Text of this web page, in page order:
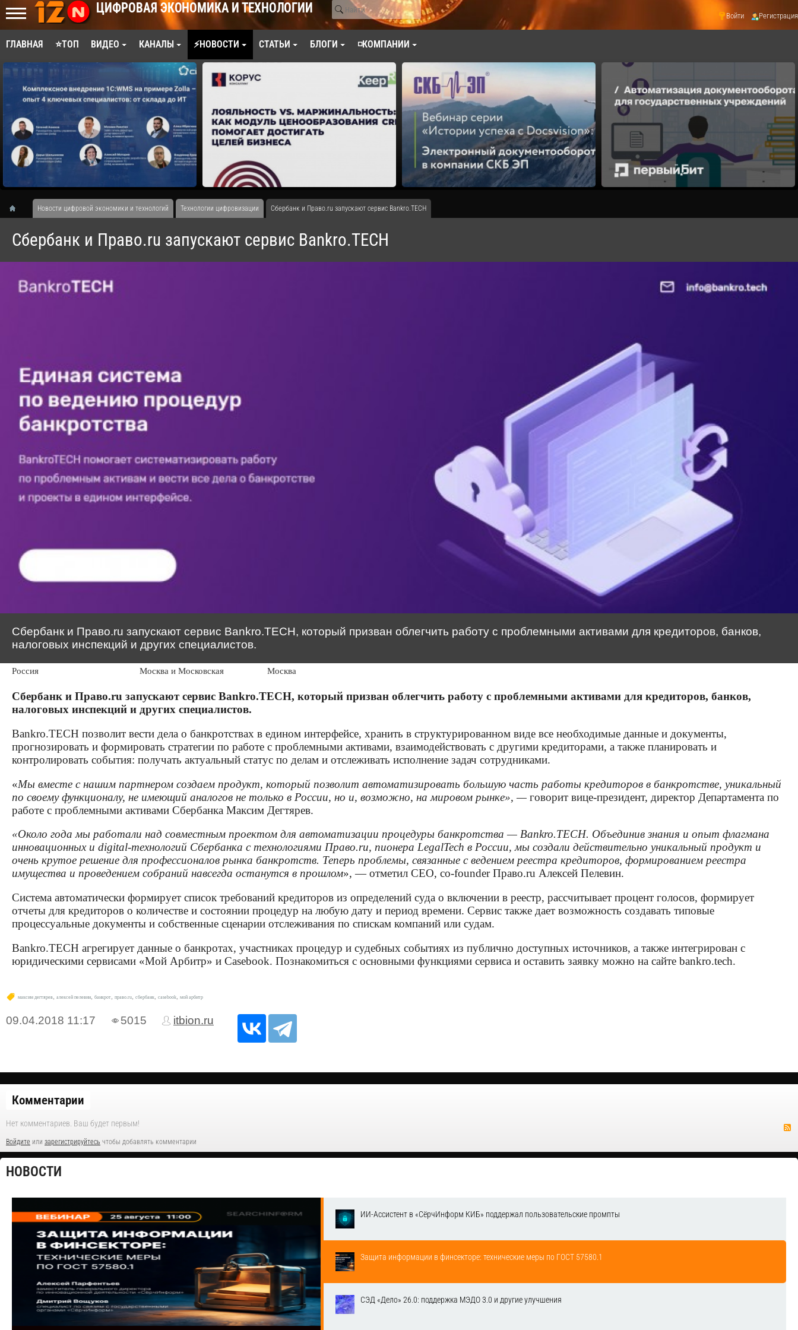
ЦИФРОВАЯ ЭКОНОМИКА И ТЕХНОЛОГИИ Войти Регистрация
ГЛАВНАЯ ⭐ТОП ВИДЕО КАНАЛЫ ⚡НОВОСТИ СТАТЬИ БЛОГИ ◽КОМПАНИИ
Новости цифровой экономики и технологий Технологии цифровизации Сбербанк и Право.ru запускают сервис Bankro.TECH
Сбербанк и Право.ru запускают сервис Bankro.TECH
Сбербанк и Право.ru запускают сервис Bankro.TECH, который призван облегчить работу с проблемными активами для кредиторов, банков,
налоговых инспекций и других специалистов.
Россия
Москва и Московская
Москва
Сбербанк и Право.ru запускают сервис Bankro.TECH, который призван облегчить работу с проблемными активами для кредиторов, банков,
налоговых инспекций и других специалистов.
Bankro.TECH позволит вести дела о банкротствах в едином интерфейсе, хранить в структурированном виде все необходимые данные и документы,
прогнозировать и формировать стратегии по работе с проблемными активами, взаимодействовать с другими кредиторами, а также планировать и
контролировать события: получать актуальный статус по делам и отслеживать исполнение задач сотрудниками.
«Мы вместе с нашим партнером создаем продукт, который позволит автоматизировать большую часть работы кредиторов в банкротстве, уникальный
по своему функционалу, не имеющий аналогов не только в России, но и, возможно, на мировом рынке», — говорит вице-президент, директор Департамента по
работе с проблемными активами Сбербанка Максим Дегтярев.
«Около года мы работали над совместным проектом для автоматизации процедуры банкротства — Bankro.TECH. Объединив знания и опыт флагмана
инновационных и digital-технологий Сбербанка с технологиями Право.ru, пионера LegalTech в России, мы создали действительно уникальный продукт и
очень крутое решение для профессионалов рынка банкротств. Теперь проблемы, связанные с ведением реестра кредиторов, формированием реестра
имущества и проведением собраний навсегда останутся в прошлом», — отметил CEO, co-founder Право.ru Алексей Пелевин.
Система автоматически формирует список требований кредиторов из определений суда о включении в реестр, рассчитывает процент голосов, формирует
отчеты для кредиторов о количестве и состоянии процедур на любую дату и период времени. Сервис также дает возможность создавать типовые
процессуальные документы и собственные сценарии отслеживания по спискам компаний или судам.
Bankro.TECH агрегирует данные о банкротах, участниках процедур и судебных событиях из публично доступных источников, а также интегрирован с
юридическими сервисами «Мой Арбитр» и Casebook. Познакомиться с основными функциями сервиса и оставить заявку можно на сайте bankro.tech.
максим дегтярев алексей пелевин банкрот право.ru ​сбербанк casebook мой арбитр
09.04.2018 11:17 5015 itbion.ru
Комментарии
Нет комментариев. Ваш будет первым!
Войдите или зарегистрируйтесь чтобы добавлять комментарии
НОВОСТИ
ИИ-Ассистент в «СёрчИнформ КИБ» поддержал пользовательские промпты
Защита информации в финсекторе: технические меры по ГОСТ 57580.1
СЭД «Дело» 26.0: поддержка МЭДО 3.0 и другие улучшения